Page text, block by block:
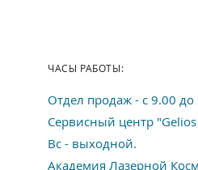
ЧАСЫ РАБОТЫ:
Отдел продаж - с 9.00
Сервисный центр "Gelios
Вс - выходной.
Академия Лазерной